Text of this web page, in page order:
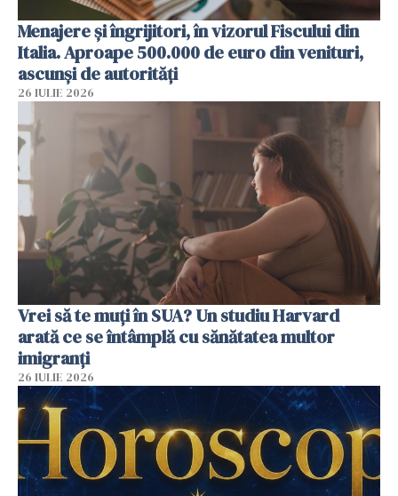
Menajere și îngrijitori, în vizorul Fiscului din
Italia. Aproape 500.000 de euro din venituri,
ascunși de autorități
26 IULIE 2026
Vrei să te muți în SUA? Un studiu Harvard
arată ce se întâmplă cu sănătatea multor
imigranți
26 IULIE 2026